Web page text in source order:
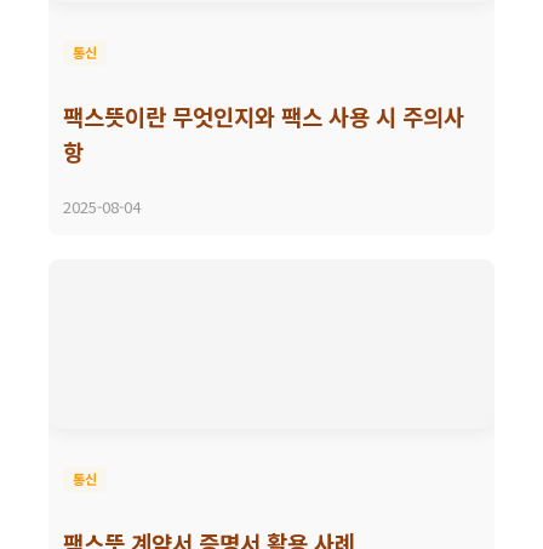
통신
팩스뜻이란 무엇인지와 팩스 사용 시 주의사
항
2025-08-04
통신